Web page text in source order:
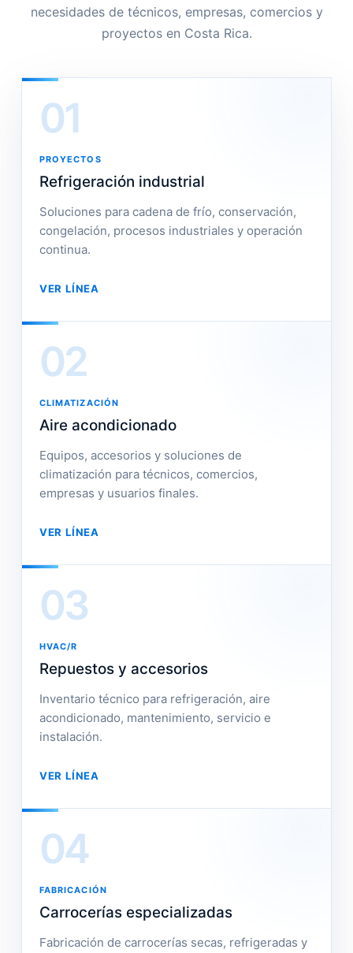
necesidades de técnicos, empresas, comercios y
proyectos en Costa Rica.
01
PROYECTOS
Refrigeración industrial
Soluciones para cadena de frío, conservación,
congelación, procesos industriales y operación
continua.
VER LÍNEA
02
CLIMATIZACIÓN
Aire acondicionado
Equipos, accesorios y soluciones de
climatización para técnicos, comercios,
empresas y usuarios finales.
VER LÍNEA
03
HVAC/R
Repuestos y accesorios
Inventario técnico para refrigeración, aire
acondicionado, mantenimiento, servicio e
instalación.
VER LÍNEA
04
FABRICACIÓN
Carrocerías especializadas
Fabricación de carrocerías secas, refrigeradas y